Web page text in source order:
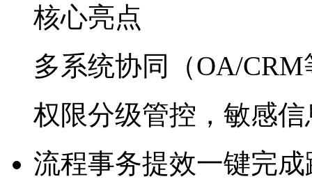
核心亮点
多系统协同（OA/CRM
权限分级管控，敏感
流程事务提效一键完成